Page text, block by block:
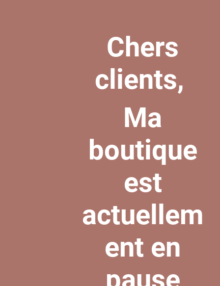
Chers
clients,
Ma
boutique
est
actuellem
ent en